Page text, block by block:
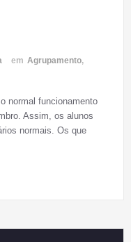
em Agrupamento,
normal funcionamento
Assim, os alunos
normais. Os que